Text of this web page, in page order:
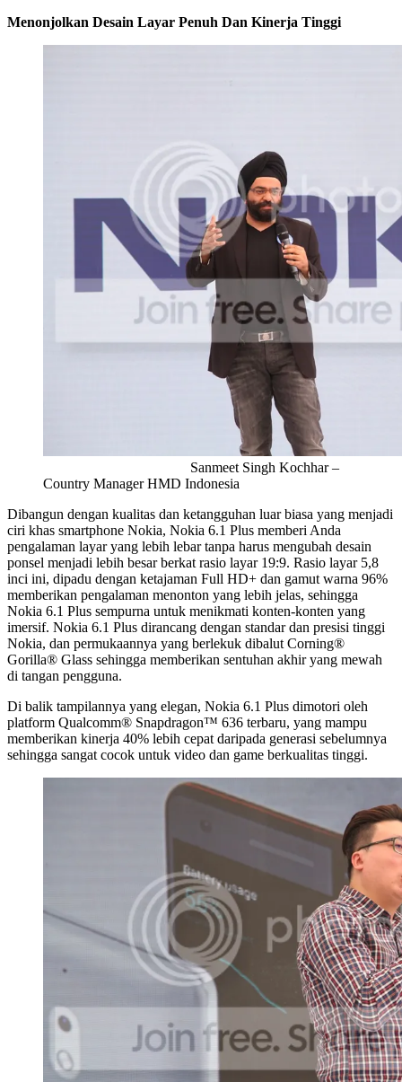
Menonjolkan Desain Layar Penuh Dan Kinerja Tinggi
Sanmeet Singh Kochhar –
Country Manager HMD Indonesia
Dibangun dengan kualitas dan ketangguhan luar biasa yang menjadi
ciri khas smartphone Nokia, Nokia 6.1 Plus memberi Anda
pengalaman layar yang lebih lebar tanpa harus mengubah desain
ponsel menjadi lebih besar berkat rasio layar 19:9. Rasio layar 5,8
inci ini, dipadu dengan ketajaman Full HD+ dan gamut warna 96%
memberikan pengalaman menonton yang lebih jelas, sehingga
Nokia 6.1 Plus sempurna untuk menikmati konten-konten yang
imersif. Nokia 6.1 Plus dirancang dengan standar dan presisi tinggi
Nokia, dan permukaannya yang berlekuk dibalut Corning®
Gorilla® Glass sehingga memberikan sentuhan akhir yang mewah
di tangan pengguna.
Di balik tampilannya yang elegan, Nokia 6.1 Plus dimotori oleh
platform Qualcomm® Snapdragon™ 636 terbaru, yang mampu
memberikan kinerja 40% lebih cepat daripada generasi sebelumnya
sehingga sangat cocok untuk video dan game berkualitas tinggi.